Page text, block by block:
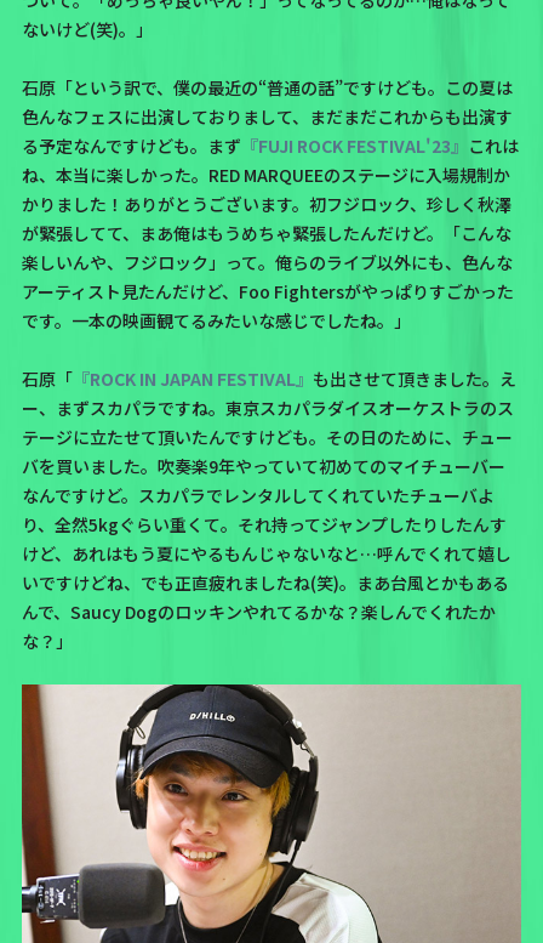
ないけど(笑)。」
石原「という訳で、僕の最近の“普通の話”ですけども。この夏は
色んなフェスに出演しておりまして、まだまだこれからも出演す
る予定なんですけども。まず 『FUJI ROCK FESTIVAL'23』 これは
ね、本当に楽しかった。RED MARQUEEのステージに入場規制か
かりました！ありがとうございます。初フジロック、珍しく秋澤
が緊張してて、まあ俺はもうめちゃ緊張したんだけど。「こんな
楽しいんや、フジロック」って。俺らのライブ以外にも、色んな
アーティスト見たんだけど、Foo Fightersがやっぱりすごかった
です。一本の映画観てるみたいな感じでしたね。」
石原「『ROCK IN JAPAN FESTIVAL』 も出させて頂きました。え
ー、まずスカパラですね。東京スカパラダイスオーケストラのス
テージに立たせて頂いたんですけども。その日のために、チュー
バを買いました。吹奏楽9年やっていて初めてのマイチューバー
なんですけど。スカパラでレンタルしてくれていたチューバよ
り、全然5kgぐらい重くて。それ持ってジャンプしたりしたんす
けど、あれはもう夏にやるもんじゃないなと…呼んでくれて嬉し
いですけどね、でも正直疲れましたね(笑)。まあ台風とかもある
んで、Saucy Dogのロッキンやれてるかな？楽しんでくれたか
な？」